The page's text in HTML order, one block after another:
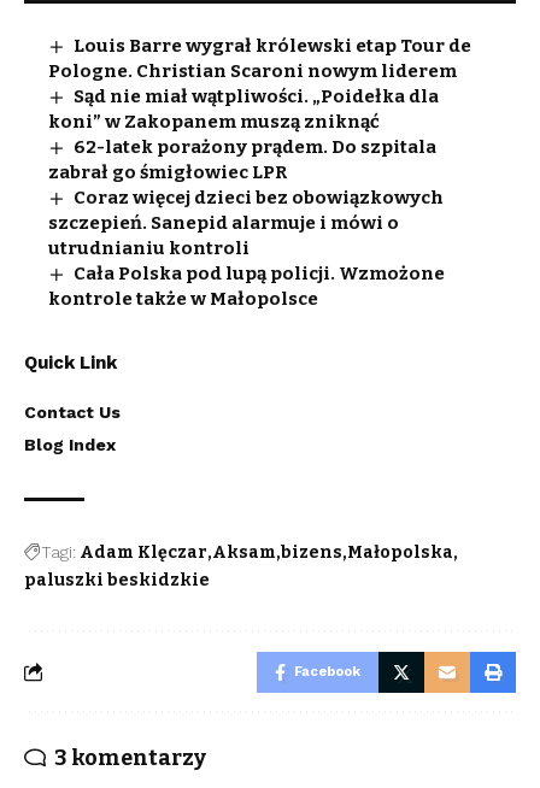
Louis Barre wygrał królewski etap Tour de
Pologne. Christian Scaroni nowym liderem
Sąd nie miał wątpliwości. „Poidełka dla
koni” w Zakopanem muszą zniknąć
62-latek porażony prądem. Do szpitala
zabrał go śmigłowiec LPR
Coraz więcej dzieci bez obowiązkowych
szczepień. Sanepid alarmuje i mówi o
utrudnianiu kontroli
Cała Polska pod lupą policji. Wzmożone
kontrole także w Małopolsce
Quick Link
Contact Us
Blog Index
Tagi: Adam Klęczar Aksam bizens Małopolska
paluszki beskidzkie
Facebook
3 komentarzy